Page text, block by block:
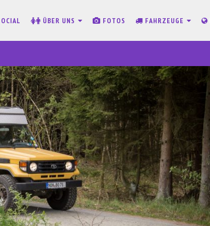
ÜBER UNS FOTOS FAHRZEUGE